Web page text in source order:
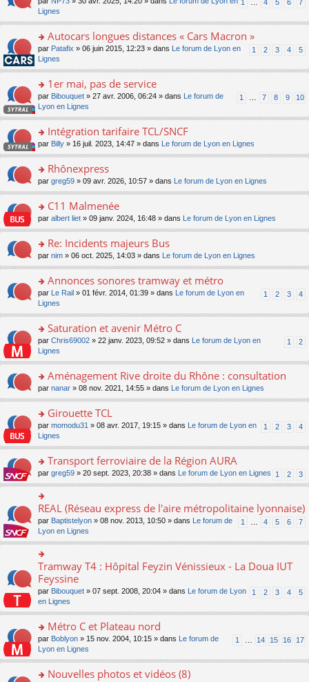
nt
u
s
ré
c
nt
e
n
o
n
le
s
ré
e
s
e
n
o
n
lu
pl
ré
c
e
le
m
e
s
s
a
n
o
n
lu
le
u
ré
c
e
s
er
le
m
e
s
s
a
n
o
n
lu
pl
s
ré
c
nt
1 4 5 6 7
Lignes
o
s
er
le
m
e
s
s
e
n
o
n
le
u
s
ré
e
nt
Autocars longues distances « Cars Macron »
1 2 3 4 5
par Patafix » 06 juin 2015, 12:23 » dans
Le forum de Lyon en
Lignes
o
s
er
le
m
e
s
g
e
n
o
lu
pl
u
ré
e
nt
1er mai, pas de service
1 7 8 9 10
par Bibouquet » 27 avr. 2006, 06:24 » dans
Le forum de
Lyon en Lignes
o
n
ult
er
le
m
e
a
g
e
n
n
pl
u
ré
e
nt
Intégration tarifaire TCL/SNCF
par Billy » 16 juil. 2023, 14:47 » dans Le forum de Lyon en Lignes
o
n
ult
er
le
m
e
a
g
e
n
o
lu
u
s
ré
e
nt
Rhônexpress
par greg59 » 09 avr. 2026, 10:57 » dans Le forum de Lyon en Lignes
o
n
ult
er
le
m
e
s
g
e
n
o
n
le
u
s
ré
c
nt
C11 Malmenée
par albert liet » 09 janv. 2024, 16:48 » dans Le forum de Lyon en Lignes
o
n
ult
er
le
m
e
s
s
e
n
o
n
le
s
ré
c
e
nt
Re: Incidents majeurs Bus
par nim » 06 oct. 2025, 14:03 » dans Le forum de Lyon en Lignes
o
s
er
le
m
e
s
s
e
n
o
n
lu
pl
s
ré
c
nt
Annonces sonores tramway et métro
1 2 3 4
par Le Rail » 01 févr. 2014, 01:39 » dans
Le forum de Lyon en
Lignes
o
s
er
le
m
e
s
s
e
n
o
n
lu
pl
ré
e
nt
Saturation et avenir Métro C
1 2
par Chris69002 » 22 janv. 2023, 09:52 » dans
Le forum de Lyon en
Lignes
o
n
ult
er
le
m
e
s
a
e
n
o
n
lu
le
pl
u
s
ré
c
e
nt
Aménagement Rive droite du Rhône : consultation
par nanar » 08 nov. 2021, 14:55 » dans Le forum de Lyon en Lignes
o
s
er
le
m
e
s
s
a
e
o
n
lu
le
pl
s
ré
c
e
nt
Girouette TCL
1 2 3 4
par momodu31 » 08 avr. 2017, 19:15 » dans
Le forum de Lyon en
Lignes
o
n
s
ult
er
le
m
e
s
a
e
n
lu
le
pl
s
Transport ferroviaire de la Région AURA
1 2 3
par greg59 » 20 sept. 2023, 20:38 » dans Le forum de Lyon en Lignes
o
n
s
le
m
e
s
s
a
e
n
o
n
lu
REAL (Réseau express de l'aire métropolitaine lyonnaise)
1 4 5 6 7
par Baptistelyon » 08 nov. 2013, 10:50 » dans
Le forum de
Lyon en Lignes
o
n
ult
le
m
e
s
s
g
Tramway T4 : Hôpital Feyzin Vénissieux - La Doua IUT
Feyssine
1 2 3 4 5
par Bibouquet » 07 sept. 2008, 20:04 » dans
Le forum de Lyon
en Lignes
o
s
er
Métro C et Plateau nord
1 14 15 16 17
par Boblyon » 15 nov. 2004, 10:15 » dans
Le forum de
Lyon en Lignes
Nouvelles photos et vidéos (8)